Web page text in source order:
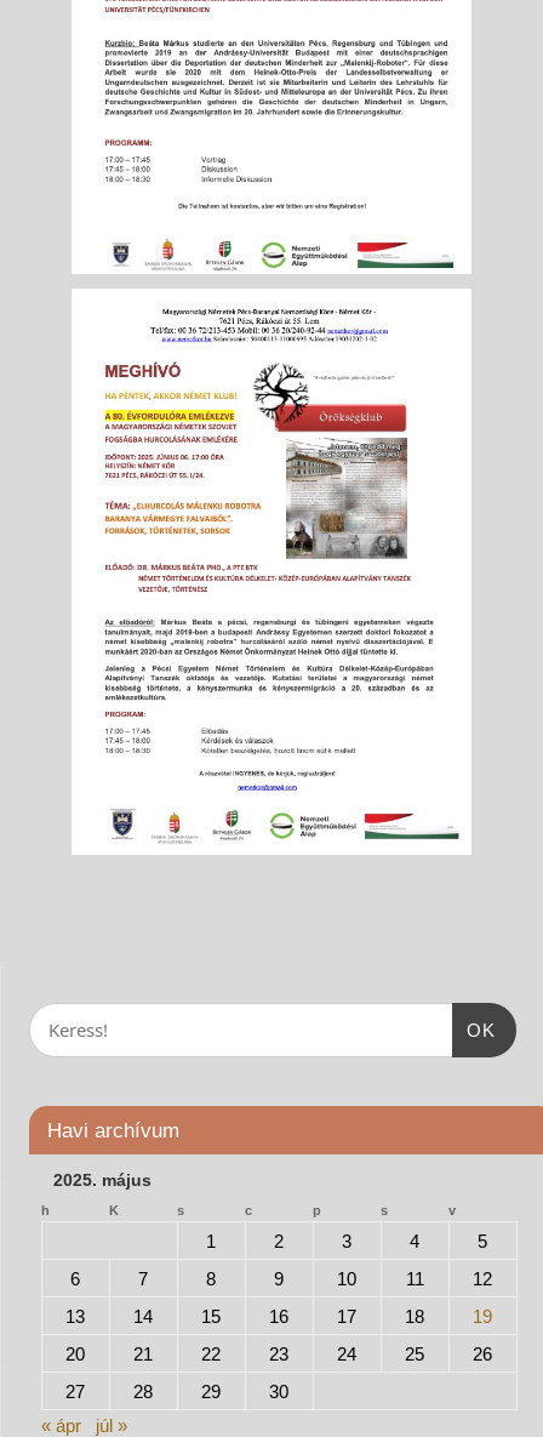
OK
Havi archívum
2025. május
h K s c p s v
1 2 3 4
5
6
7 8 9 10 11
12
13
14 15 16 17 18
19
20
21 22 23 24 25
26
27
28 29
30
« ápr
júl »